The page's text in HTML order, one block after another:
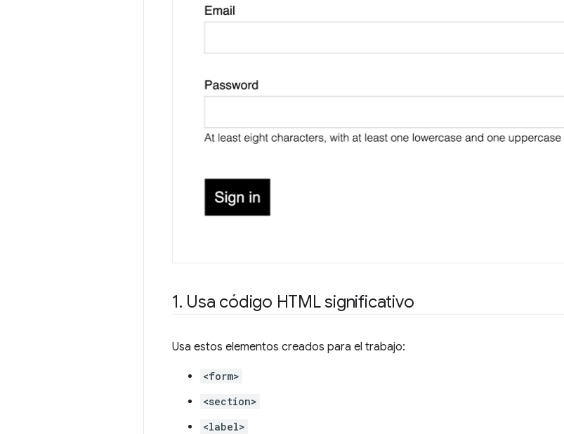
1. Usa código HTML significativo
Usa estos elementos creados para el trabajo:
<form>
<section>
<label>